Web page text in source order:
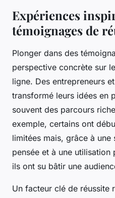
Expériences
témoignages de
Plonger dans des
perspective concrète sur
ligne. Des entrepreneurs
transformé leurs idées en
souvent des parcours
exemple, certains ont
limitées mais, grâce à
pensée et à une
ils ont su bâtir une
Un facteur clé de réussite